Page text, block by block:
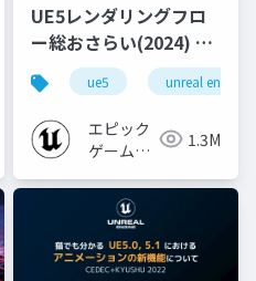
ue-lumen
UE5レンダリングフロ
ー総おさらい(2024) 基
礎編！
[CEDEC+KYUSHU
2024]
ue5 unreal engine
エピック
ゲームズ
1.3M